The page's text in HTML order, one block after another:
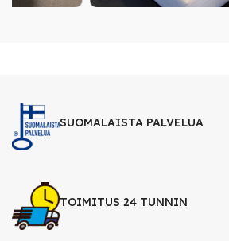
SUOMALAISTA PALVELUA
TOIMITUS 24 TUNNIN